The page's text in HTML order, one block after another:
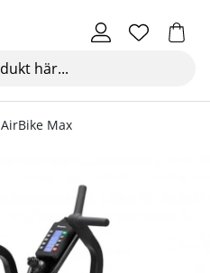
AirBike Max